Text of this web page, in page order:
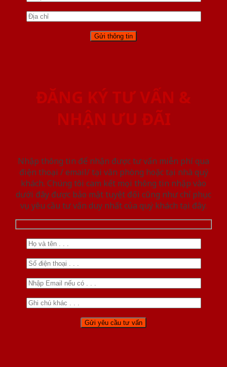
ĐĂNG KÝ TƯ VẤN &
NHẬN ƯU ĐÃI
Nhập thông tin để nhận được tư vấn miễn phí qua
điện thoại / email/ tại văn phòng hoặc tại nhà quý
khách. Chúng tôi cam kết mọi thông tin nhập vào
dưới đây được bảo mật tuyệt đối cũng như chỉ phục
vụ yêu cầu tư vấn duy nhất của quý khách tại đây.